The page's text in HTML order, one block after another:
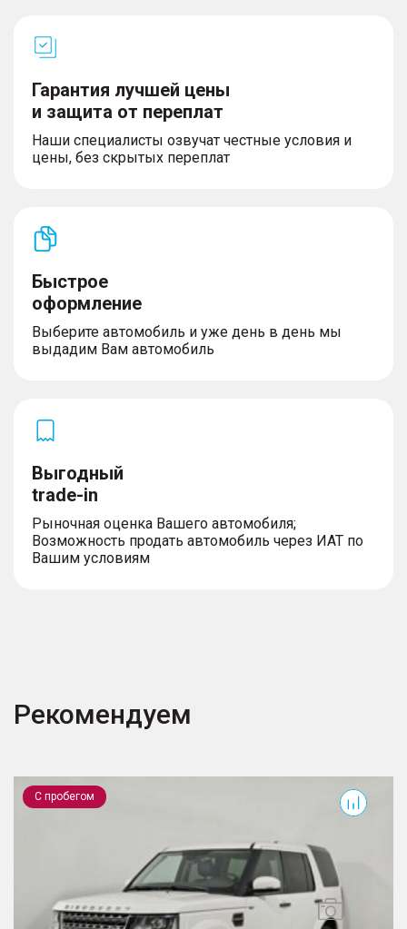
Гарантия лучшей цены
и защита от переплат
Наши специалисты озвучат честные условия и
цены, без скрытых переплат
Быстрое
оформление
Выберите автомобиль и уже день в день мы
выдадим Вам автомобиль
Выгодный
trade-in
Рыночная оценка Вашего автомобиля;
Возможность продать автомобиль через ИАТ по
Вашим условиям
Рекомендуем
С пробегом
Discovery